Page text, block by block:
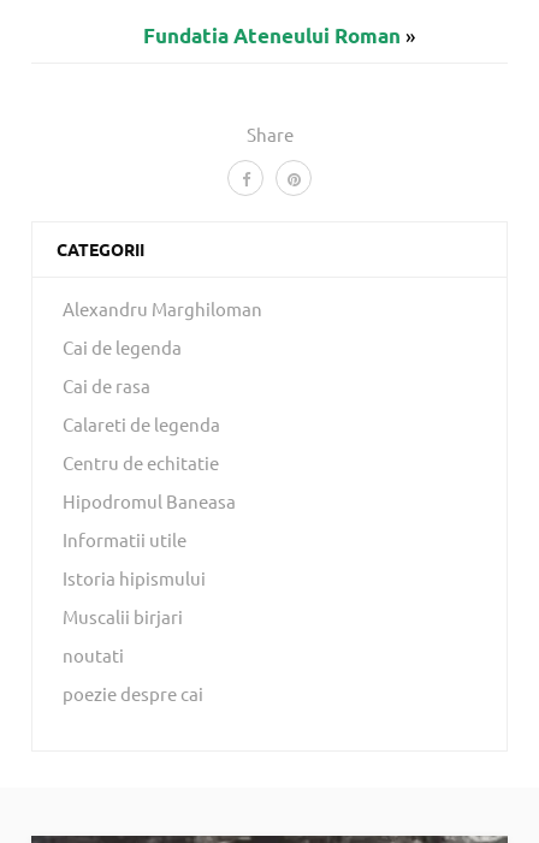
Share
Fundatia Ateneului Roman »
CATEGORII
Alexandru Marghiloman
Cai de legenda
Cai de rasa
Calareti de legenda
Centru de echitatie
Hipodromul Baneasa
Informatii utile
Istoria hipismului
Muscalii birjari
noutati
poezie despre cai